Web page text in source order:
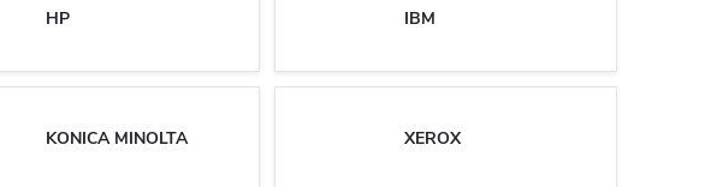
HP IBM
KONICA MINOLTA XEROX